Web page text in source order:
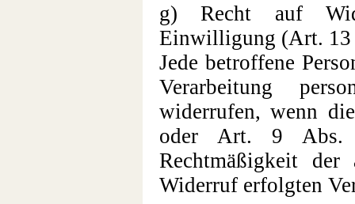
g) Recht auf
Einwilligung (Art. 13
Jede betroffene
Verarbeitung
widerrufen, wenn
oder Art. 9
Rechtmäßigkeit
Widerruf erfolgten